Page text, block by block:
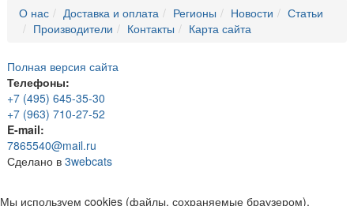
О нас Доставка и оплата Регионы Новости
Статьи
Производители
Контакты Карта сайта
Полная версия сайта
Телефоны:
+7 (495) 645-35-30
+7 (963) 710-27-52
E-mail:
7865540@mail.ru
Сделано в 3webcats
Мы используем cookies (файлы, сохраняемые браузером),